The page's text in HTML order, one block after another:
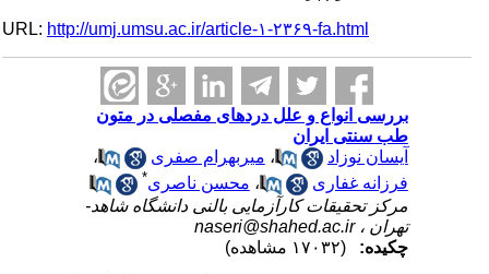
URL:http://umj.umsu.ac.ir/article-۱-۲۳۶۹-fa.html
بررسی انواع و علل دردهای مفصلی در متون
طب سنتی ایران
آیسان نوزاد
،میربهرام صفری
،
فرزانه غفاری
،محسن ناصری
مرکز تحقیقات کارآزمایی بالنی دانشگاه شاهد-
تهران ، naseri@shahed.ac.ir
چکیده: